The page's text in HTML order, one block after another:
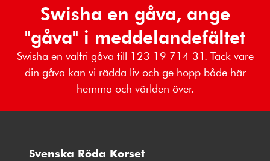
Swisha en gåva, ange
"gåva" i meddelandefältet
Swisha en valfri gåva till 123 19 714 31. Tack vare
din gåva kan vi rädda liv och ge hopp både här
hemma och världen över.
Svenska Röda Korset